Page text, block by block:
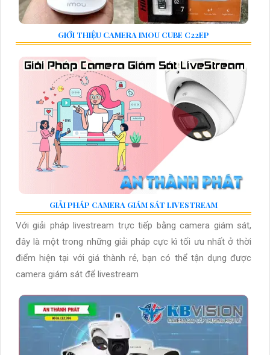
GIỚI THIỆU CAMERA IMOU CUBE C22EP
GIẢI PHÁP CAMERA GIÁM SÁT LIVESTREAM
Với giải pháp livestream trực tiếp bằng camera giám sát,
đây là một trong những giải pháp cực kì tối ưu nhất ở thời
điểm hiện tại với giá thành rẻ, bạn có thể tận dụng được
camera giám sát để livestream